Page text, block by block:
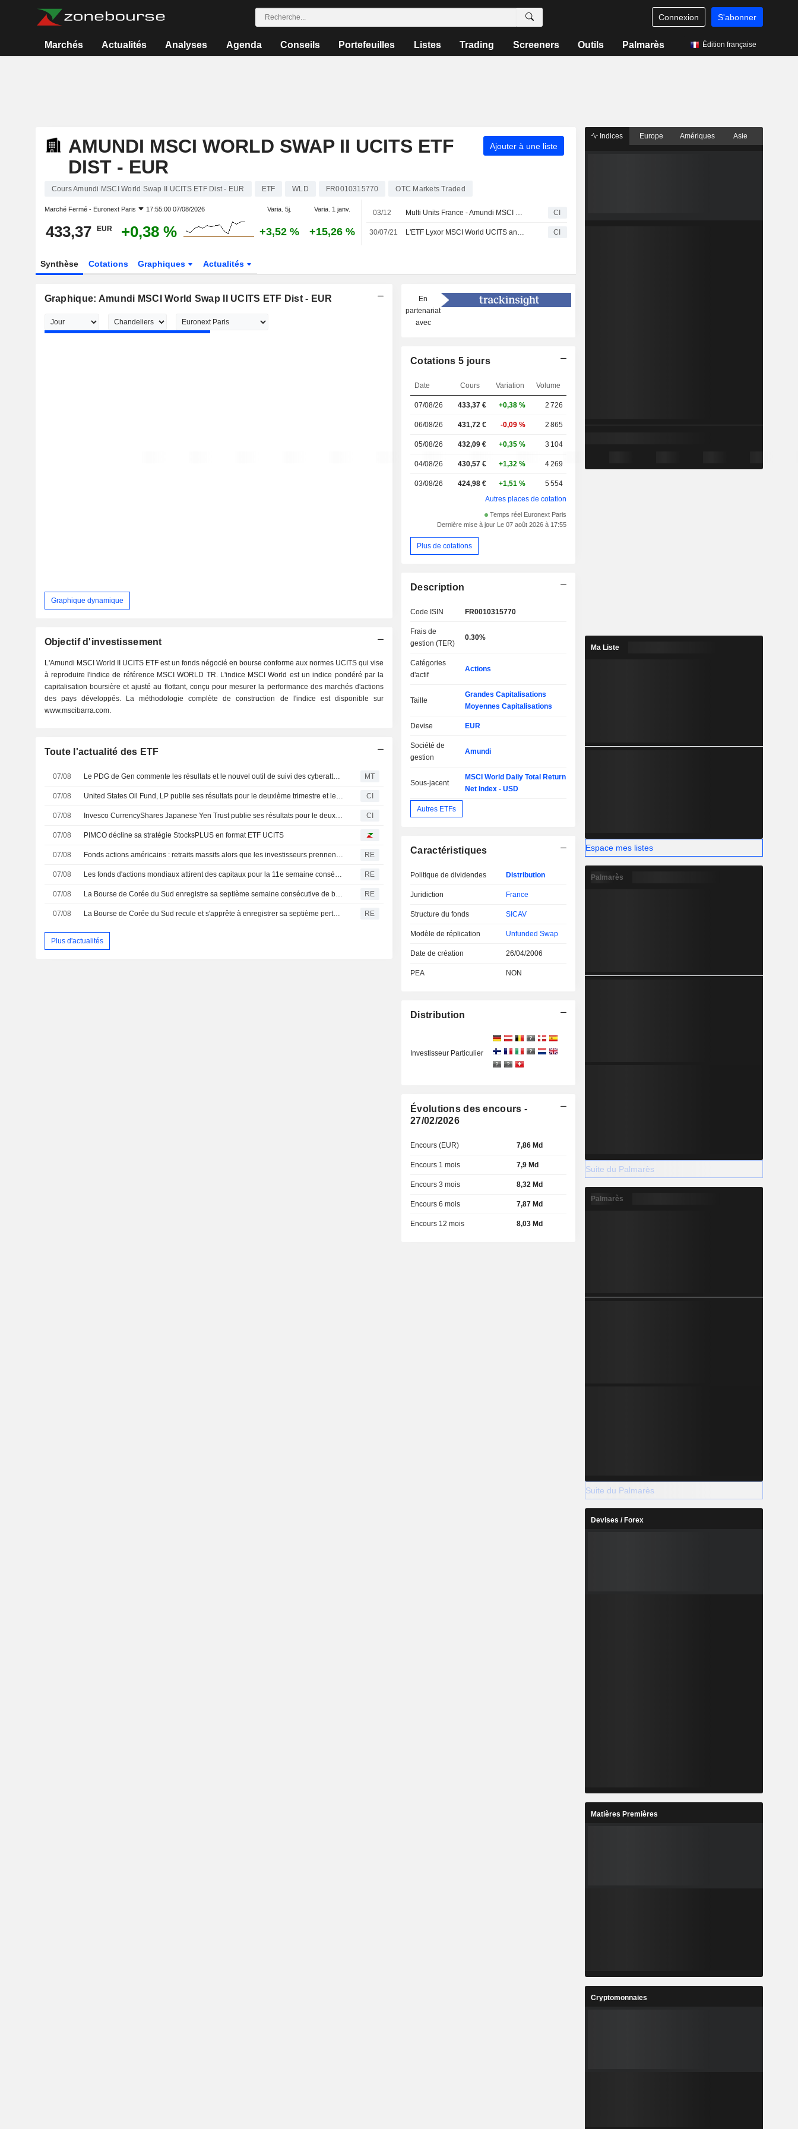
Connexion S'abonner
Marchés Actualités Analyses Agenda Conseils Portefeuilles Listes Trading Screeners Outils Palmarès Édition française
AMUNDI MSCI WORLD SWAP II UCITS ETF
DIST - EUR
Ajouter à une liste
Cours Amundi MSCI World Swap II UCITS ETF Dist - EUR ETF WLD FR0010315770 OTC Markets Traded
Marché Fermé - Euronext Paris 17:55:00 07/08/2026 Varia. 5j. Varia. 1 janv.
433,37 EUR +0,38 % +3,52 % +15,26 %
03/12 Multi Units France - Amundi MSCI World II UCITS ETF : Dividende annuel de 4,74 EUR par action versé le 12 décembre 2025 CI
30/07/21 L'ETF Lyxor MSCI World UCITS annonce ses résultats vérifiés pour l'année se terminant le 31 mars 2021. CI
Synthèse Cotations Graphiques Actualités
Graphique: Amundi MSCI World Swap II UCITS ETF Dist - EUR
Graphique dynamique
Objectif d'investissement
L'Amundi MSCI World II UCITS ETF est un fonds négocié en bourse conforme aux normes UCITS qui vise
à reproduire l'indice de référence MSCI WORLD TR. L'indice MSCI World est un indice pondéré par la
capitalisation boursière et ajusté au flottant, conçu pour mesurer la performance des marchés d'actions
des pays développés. La méthodologie complète de construction de l'indice est disponible sur
www.mscibarra.com.
Toute l'actualité des ETF
07/08 Le PDG de Gen commente les résultats et le nouvel outil de suivi des cyberattaques MT
07/08 United States Oil Fund, LP publie ses résultats pour le deuxième trimestre et le premier semestre clos le 30 juin 2026 CI
07/08 Invesco CurrencyShares Japanese Yen Trust publie ses résultats pour le deuxième trimestre et le premier semestre clos le 30 juin 2026 CI
07/08 PIMCO décline sa stratégie StocksPLUS en format ETF UCITS
07/08 Fonds actions américains : retraits massifs alors que les investisseurs prennent leurs bénéfices avant les chiffres de l'emploi RE
07/08 Les fonds d'actions mondiaux attirent des capitaux pour la 11e semaine consécutive, portés par des résultats d'entreprises encourageants RE
07/08 La Bourse de Corée du Sud enregistre sa septième semaine consécutive de baisse, plombée par les doutes sur l'IA et les puces RE
07/08 La Bourse de Corée du Sud recule et s'apprête à enregistrer sa septième perte hebdomadaire consécutive RE
Plus d'actualités
En
partenariat
avec
Cotations 5 jours
Date Cours Variation Volume
07/08/26 433,37 € +0,38 % 2 726
06/08/26 431,72 € -0,09 % 2 865
05/08/26 432,09 € +0,35 % 3 104
04/08/26 430,57 € +1,32 % 4 269
03/08/26 424,98 € +1,51 %
5 554
Autres places de cotation
Temps réel Euronext Paris
Dernière mise à jour Le 07 août 2026 à 17:55
Plus de cotations
Description
Code ISIN FR0010315770
Frais de
gestion (TER)
0.30%
Catégories
d'actif
Actions
Taille
Grandes Capitalisations
Moyennes Capitalisations
Devise EUR
Société de
gestion
Amundi
Sous-jacent
MSCI World Daily Total Return
Net Index - USD
Autres ETFs
Caractéristiques
Politique de dividendes Distribution
Juridiction France
Structure du fonds SICAV
Modèle de réplication Unfunded Swap
Date de création 26/04/2006
PEA NON
Distribution
Investisseur Particulier
Évolutions des encours -
27/02/2026
Encours (EUR) 7,86 Md
Encours 1 mois 7,9 Md
Encours 3 mois 8,32 Md
Encours 6 mois 7,87 Md
Encours 12 mois 8,03 Md
Indices Europe Amériques Asie
Ma Liste
Espace mes listes
Palmarès
Suite du Palmarès
Palmarès
Suite du Palmarès
Devises / Forex
Matières Premières
Cryptomonnaies